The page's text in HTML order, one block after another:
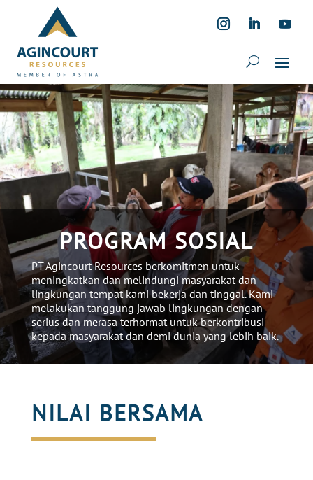
PROGRAM SOSIAL
PT Agincourt Resources berkomitmen untuk
meningkatkandanmelindungi masyarakatdan
lingkungan tempat kami bekerjadan tinggal. Kami
melakukan tanggung jawab lingkungan dengan
seriusdan merasa terhormat untuk berkontribusi
kepada masyarakatdan demidunia yanglebih baik.
NILAI BERSAMA